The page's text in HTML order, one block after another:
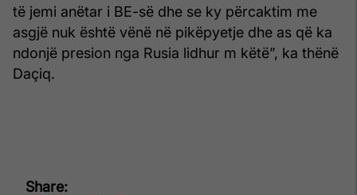
të jemi anëtar i BE-së dhe se ky përcaktim me
asgjë nuk është vënë në pikëpyetje dhe as që ka
ndonjë presion nga Rusia lidhur m këtë”, ka thënë
Daçiq.